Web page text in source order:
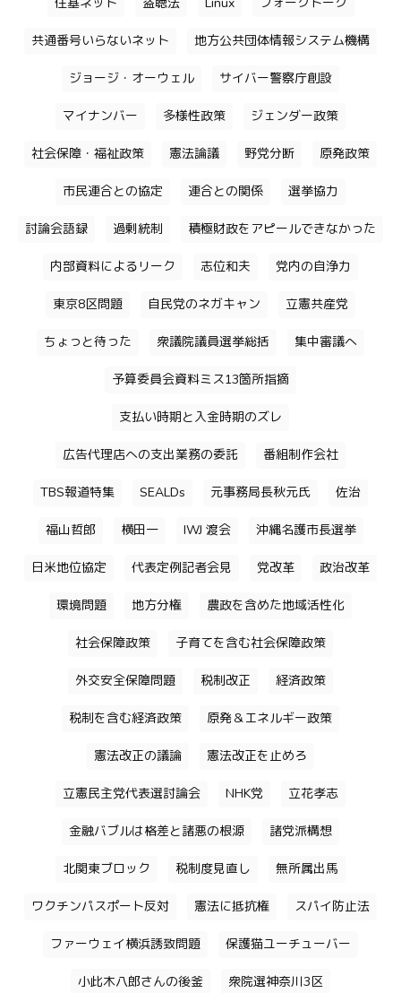
共通番号いらないネット 地方公共団体情報システム機構
ジョージ・オーウェル サイバー警察庁創設
マイナンバー 多様性政策 ジェンダー政策
社会保障・福祉政策 憲法論議 野党分断 原発政策
市民連合との協定 連合との関係 選挙協力
討論会語録 過剰統制 積極財政をアピールできなかった
内部資料によるリーク 志位和夫 党内の自浄力
東京8区問題 自民党のネガキャン 立憲共産党
ちょっと待った 衆議院議員選挙総括 集中審議へ
予算委員会資料ミス13箇所指摘
支払い時期と入金時期のズレ
広告代理店への支出業務の委託 番組制作会社
TBS報道特集 SEALDs 元事務局長秋元氏 佐治
福山哲郎 横田一 IWJ 渡会 沖縄名護市長選挙
日米地位協定 代表定例記者会見 党改革 政治改革
環境問題 地方分権 農政を含めた地域活性化
社会保障政策 子育てを含む社会保障政策
外交安全保障問題 税制改正 経済政策
税制を含む経済政策 原発＆エネルギー政策
憲法改正の議論 憲法改正を止めろ
立憲民主党代表選討論会 NHK党 立花孝志
金融バブルは格差と諸悪の根源 諸党派構想
北関東ブロック 税制度見直し 無所属出馬
ワクチンパスポート反対 憲法に抵抗権 スパイ防止法
ファーウェイ横浜誘致問題 保護猫ユーチューバー
小此木八郎さんの後釜 衆院選神奈川3区